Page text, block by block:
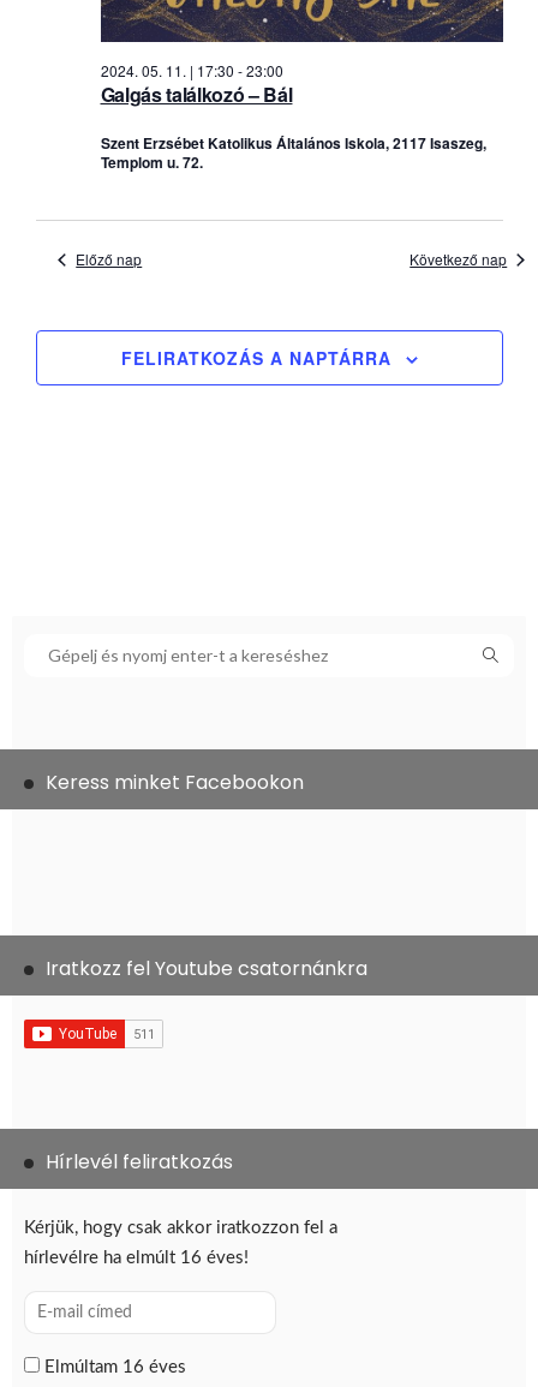
Galgás találkozó – Bál
2024. 05. 11. | 17:30 -23:00
Szent Erzsébet Katolikus Általános Iskola, 2117 Isaszeg,
Templom u. 72.
Előző nap Következő nap
FELIRATKOZÁS A NAPTÁRRA
Keress minket Facebookon
Iratkozz fel Youtube csatornánkra
Hírlevél feliratkozás